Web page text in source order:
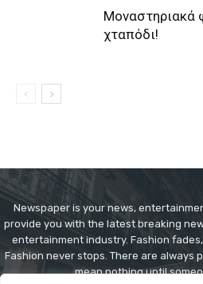
Μοναστηριακά
χταπόδι!
Newspaper is your news,
provide you with the latest breaking
entertainment industry. Fashion
Fashion never stops. There are always
mean nothing until